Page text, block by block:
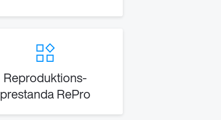
Reproduktions-
prestanda RePro